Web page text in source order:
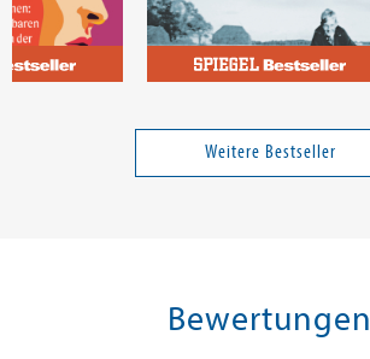
Die Geschichte in mir
Warenkorb
Weitere Bestseller
Bewertungen